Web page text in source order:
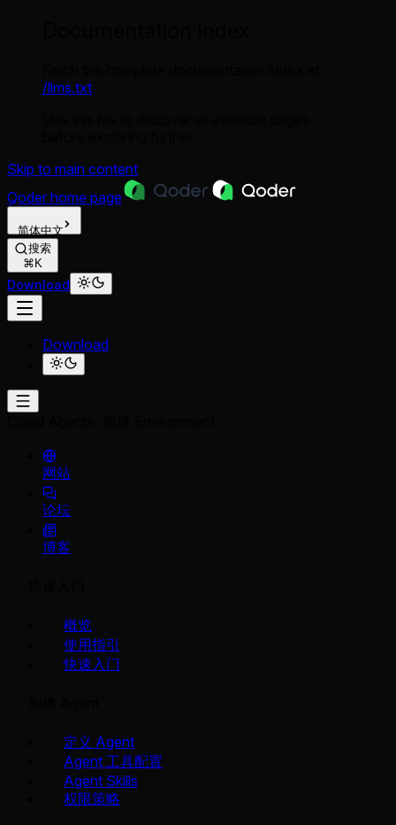
/llms.txt
Skip to main content
Qoder home page
简体中文
搜索
⌘K
Download
Download
网站
论坛
博客
概览
使用指引
快速入门
定义 Agent
Agent 工具配置
Agent Skills
权限策略